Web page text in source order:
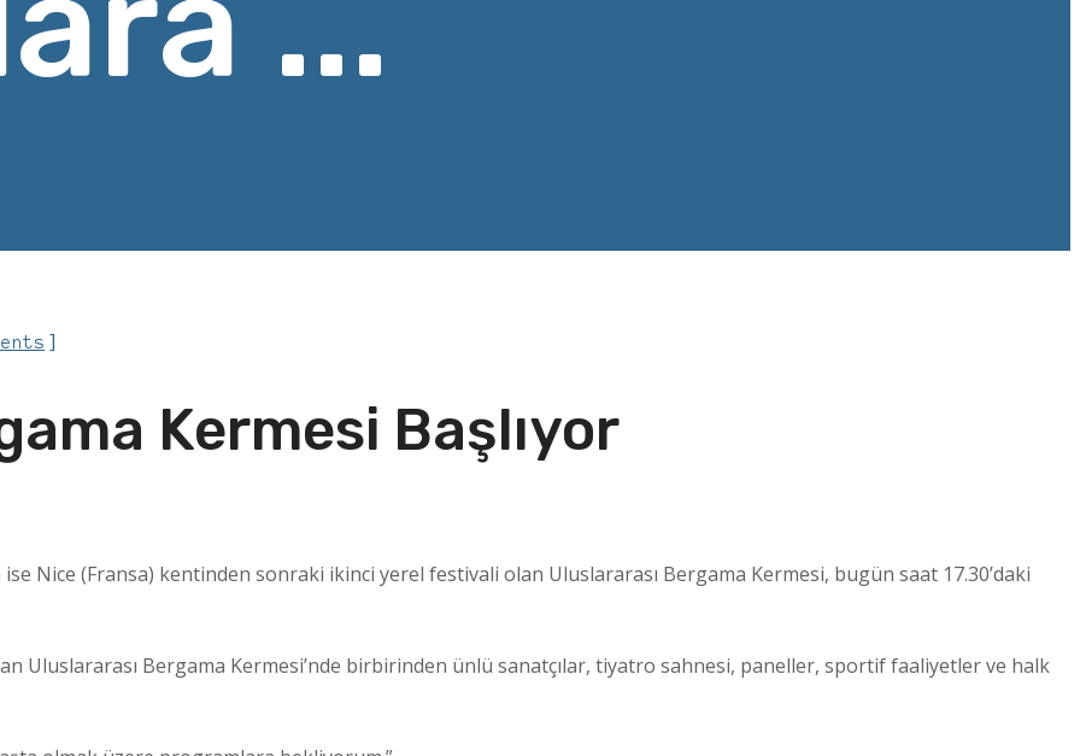
]
Kermesi Başlıyor
Nice (Fransa) kentinden sonraki ikinci yerel festivali olan Uluslararası Bergama Kermesi, bugün saat 17.30’daki
Uluslararası Bergama Kermesi’nde birbirinden ünlü sanatçılar, tiyatro sahnesi, paneller, sportif faaliyetler ve halk